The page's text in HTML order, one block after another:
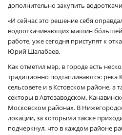
дополнительно закупить
«И сейчас это решение себя
водооткачивающих машин
работе, уже сегодня приступят к
Юрий Шалабаев.
Как отметил мэр, в городе есть
традиционно подтапливаются: река
сельсовете и в Кстовском районе, а
секторы в Автозаводском,
Московском районах. В
локации, за которыми также
подчеркнул, что в каждом районе